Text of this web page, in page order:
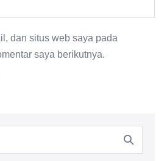
dan situs web saya pada
saya berikutnya.